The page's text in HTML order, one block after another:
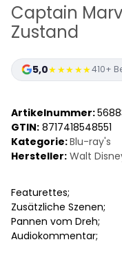
Captain
Zustand
5,0★★★★★410+
Artikelnummer:
GTIN: 8717418548551
Kategorie:Blu-ray's
Hersteller: Walt
Featurettes;
Zusätzliche Szenen;
Pannen vom Dreh;
Audiokommentar;